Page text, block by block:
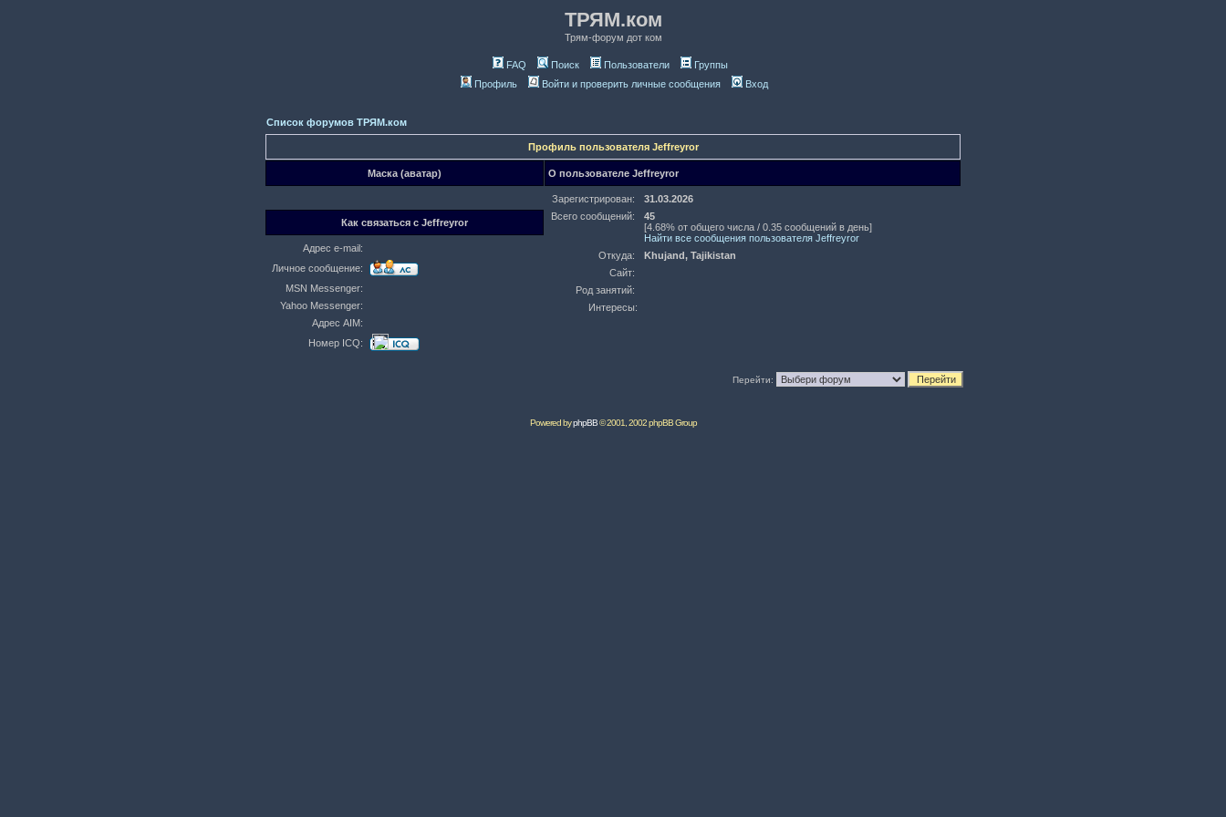
ТРЯМ.ком
Трям-форум дот ком
FAQ Поиск Пользователи
Группы
Профиль
Войти и проверить личные сообщения Вход
Список форумов ТРЯМ.ком
Профиль пользователя Jeffreyror
Маска (аватар) О пользователе Jeffreyror
Зарегистрирован:
31.03.2026
Всего сообщений:
45
[4.68% от общего числа / 0.35 сообщений в день]
Найти все сообщения пользователя Jeffreyror
Откуда:
Khujand, Tajikistan
Сайт:
Род занятий:
Интересы:
Как связаться с Jeffreyror
Адрес e-mail:
Личное сообщение:
MSN Messenger:
Yahoo Messenger:
Адрес AIM:
Номер ICQ:
Перейти:
Powered byphpBB© 2001, 2002 phpBB Group